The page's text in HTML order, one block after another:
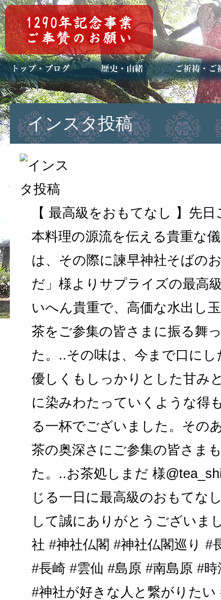
トップページ
ブログ(日々八百万)
お知らせ一覧 歴史・ご祭神
年中行事
メディア掲載 ご祈祷・ご祈
安産祈願
初宮参り
七五三詣
長寿のお祝い
神前結婚式
厄祓い・方位
車のお祓い
地鎮祭
神葬祭（神式
インスタ投稿
【 最高級をおもてなし 】先
本料理の源流を伝える貴重な
は、その際に諫早神社そばの
だ」様よりサプライズの最高
いへん貴重で、高価な水出し
茶をご参集の皆さまに振る舞
た。..その味は、今まで口に
優しくもしっかりとした甘み
に染みわたっていくような得
る一杯でございました。その
茶の奥深さにご参集の皆さま
た。..お茶処しまだ 様
じる一日に最高級のおもてな
して誠にありがとうございま
社 #神社仏閣 #神社仏閣巡り #
#長崎 #雲仙 #島原 #南島原 #
#神社が好きな人と繋がりたい